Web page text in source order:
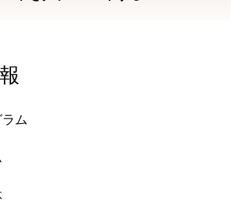
ム